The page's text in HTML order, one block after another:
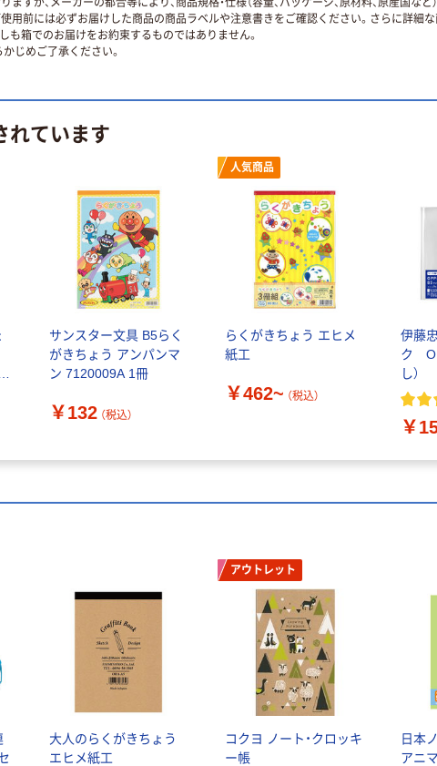
用前には必ずお届けした商品の商品ラベルや注意書きをご確認ください。さらに詳細
しも箱でのお届けをお約束するものではありません。
じめご了承ください。
れています
サンスター文具 B5らく
がきちょう アンパンマ
ン 7120009A 1冊
￥132 （税込）
人気商品
らくがきちょう エヒメ
紙工
￥462~ （税込）
伊藤
ク
し）
￥
大人のらくがきちょう
エヒメ紙工
アウトレット
コクヨ ノート・クロッキ
ー帳
日本
アニ